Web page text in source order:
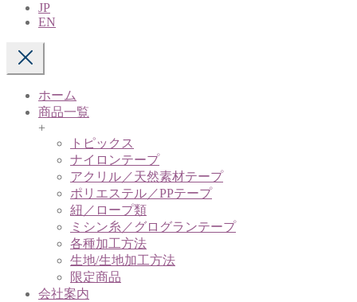
JP
EN
ホーム
商品一覧
+
トピックス
ナイロンテープ
アクリル／天然素材テープ
ポリエステル／PPテープ
紐／ロープ類
ミシン糸／グログランテープ
各種加工方法
生地/生地加工方法
限定商品
会社案内